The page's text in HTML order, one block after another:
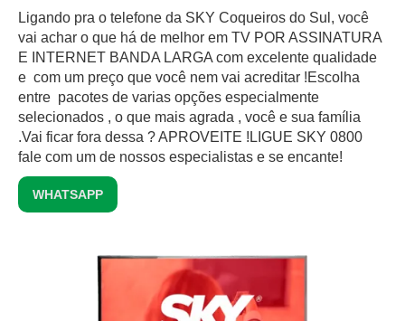
Ligando pra o telefone da SKY Coqueiros do Sul, você
vai achar o que há de melhor em TV POR ASSINATURA
E INTERNET BANDA LARGA com excelente qualidade
e com um preço que você nem vai acreditar !Escolha
entre pacotes de varias opções especialmente
selecionados , o que mais agrada , você e sua família
.Vai ficar fora dessa ? APROVEITE !LIGUE SKY 0800
fale com um de nossos especialistas e se encante!
WHATSAPP